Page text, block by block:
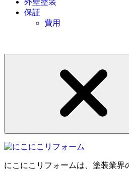
外壁塗装
保証
費用
にこにこリフォームは、塗装業界